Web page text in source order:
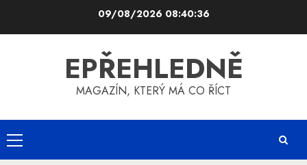
09/08/2026 08:40:36
EPŘEHLEDNĚ
MAGAZÍN, KTERÝ MÁ CO ŘÍCT
Primary
Menu